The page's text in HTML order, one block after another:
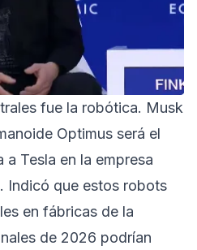
fue la robótica. Musk
Optimus será el
Tesla en la empresa
Indicó que estos robots
en fábricas de la
de 2026 podrían